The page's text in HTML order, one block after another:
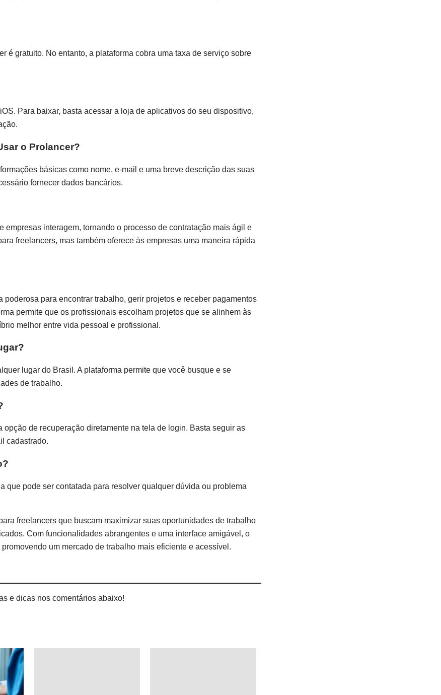
é gratuito. No entanto, a plataforma cobra uma taxa de serviço sobre
Para baixar, basta acessar a loja de aplicativos do seu dispositivo,
o Prolancer?
básicas como nome, e-mail e uma breve descrição das suas
fornecer dados bancários.
interagem, tornando o processo de contratação mais ágil e
freelancers, mas também oferece às empresas uma maneira rápida
para encontrar trabalho, gerir projetos e receber pagamentos
permite que os profissionais escolham projetos que se alinhem às
melhor entre vida pessoal e profissional.
lugar do Brasil. A plataforma permite que você busque e se
de trabalho.
de recuperação diretamente na tela de login. Basta seguir as
cadastrado.
que pode ser contatada para resolver qualquer dúvida ou problema
freelancers que buscam maximizar suas oportunidades de trabalho
Com funcionalidades abrangentes e uma interface amigável, o
um mercado de trabalho mais eficiente e acessível.
e dicas nos comentários abaixo!